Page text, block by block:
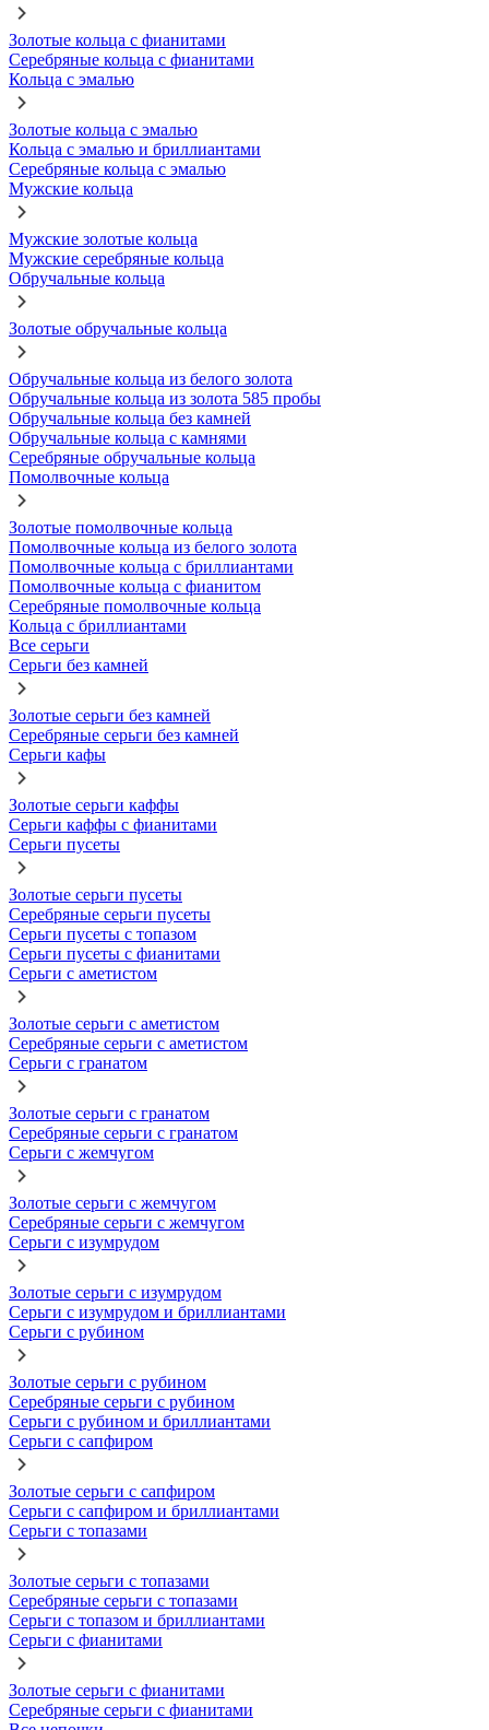
Золотые кольца с фианитами
Серебряные кольца с фианитами
Кольца с эмалью
Золотые кольца с эмалью
Кольца с эмалью и бриллиантами
Серебряные кольца с эмалью
Мужские кольца
Мужские золотые кольца
Мужские серебряные кольца
Обручальные кольца
Золотые обручальные кольца
Обручальные кольца из белого золота
Обручальные кольца из золота 585 пробы
Обручальные кольца без камней
Обручальные кольца с камнями
Серебряные обручальные кольца
Помолвочные кольца
Золотые помолвочные кольца
Помолвочные кольца из белого золота
Помолвочные кольца с бриллиантами
Помолвочные кольца с фианитом
Серебряные помолвочные кольца
Кольца с бриллиантами
Все серьги
Серьги без камней
Золотые серьги без камней
Серебряные серьги без камней
Серьги кафы
Золотые серьги каффы
Серьги каффы с фианитами
Серьги пусеты
Золотые серьги пусеты
Серебряные серьги пусеты
Серьги пусеты с топазом
Серьги пусеты с фианитами
Серьги с аметистом
Золотые серьги с аметистом
Серебряные серьги с аметистом
Серьги с гранатом
Золотые серьги с гранатом
Серебряные серьги с гранатом
Серьги с жемчугом
Золотые серьги с жемчугом
Серебряные серьги с жемчугом
Серьги с изумрудом
Золотые серьги с изумрудом
Серьги с изумрудом и бриллиантами
Серьги с рубином
Золотые серьги с рубином
Серебряные серьги с рубином
Серьги с рубином и бриллиантами
Серьги с сапфиром
Золотые серьги с сапфиром
Серьги с сапфиром и бриллиантами
Серьги с топазами
Золотые серьги с топазами
Серебряные серьги с топазами
Серьги с топазом и бриллиантами
Серьги с фианитами
Золотые серьги с фианитами
Серебряные серьги с фианитами